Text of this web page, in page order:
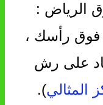
الرياض :
فوق رأسك ،
على رش
المثالي).